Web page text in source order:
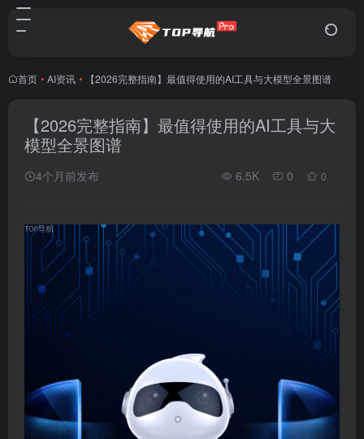
首页 • AI资讯 • 【2026完整指南】最值得使用的AI工具与大模型全景图谱
【2026完整指南】最值得使用的AI工具与大
模型全景图谱
4个月前发布 6.5K 0 0